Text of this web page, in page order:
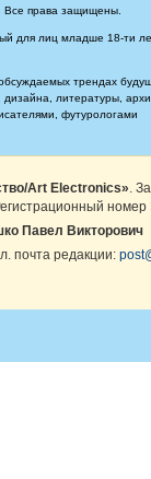
права защищены.
для лиц младше 18-ти
трендах
дизайна, литературы,
футурологами
Art Electronics» .
Павел Викторович
почта редакции: